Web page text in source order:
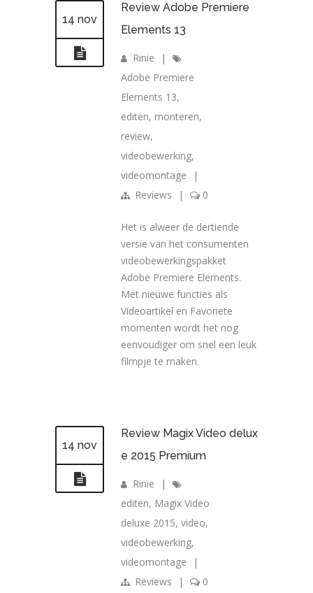
14 nov
Review Adobe Premiere
Elements 13
Rinie
|
Adobe Premiere
Elements 13,
editen, monteren,
review,
videobewerking,
videomontage
|
Reviews
| 0
Het is alweer de dertiende
versie van het consumenten
videobewerkingspakket
Adobe Premiere Elements.
Met nieuwe functies als
Videoartikel en Favoriete
momenten wordt het nog
eenvoudiger om snel een leuk
filmpje te maken.
14 nov
Review Magix Video delux
e 2015 Premium
Rinie
|
editen, Magix Video
deluxe 2015, video,
videobewerking,
videomontage
|
Reviews
| 0